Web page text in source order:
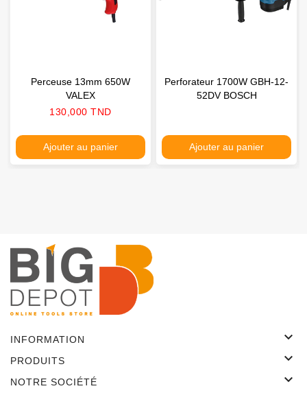
Perceuse 13mm 650W
VALEX
Prix
130,000 TND
Ajouter au panier
Perforateur 1700W GBH-12-
52DV BOSCH
Ajouter au panier
INFORMATION 
PRODUITS 
NOTRE SOCIÉTÉ
